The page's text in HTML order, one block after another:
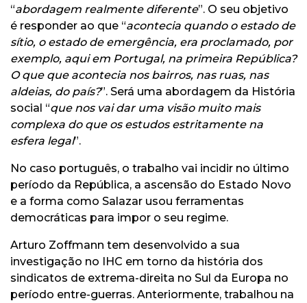
“abordagem realmente diferente”. O seu objetivo
é responder ao que “acontecia quando o estado de
sítio, o estado de emergência, era proclamado, por
exemplo, aqui em Portugal, na primeira República?
O que que acontecia nos bairros, nas ruas, nas
aldeias, do país?”. Será uma abordagem da História
social “que nos vai dar uma visão muito mais
complexa do que os estudos estritamente na
esfera legal”.
No caso português, o trabalho vai incidir no último
período da República, a ascensão do Estado Novo
e a forma como Salazar usou ferramentas
democráticas para impor o seu regime.
Arturo Zoffmann tem desenvolvido a sua
investigação no IHC em torno da história dos
sindicatos de extrema-direita no Sul da Europa no
período entre-guerras. Anteriormente, trabalhou na